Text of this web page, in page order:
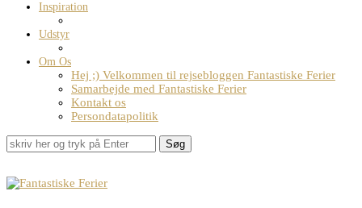
Inspiration
Udstyr
Om Os
Hej ;) Velkommen til rejsebloggen Fantastiske Ferier
Samarbejde med Fantastiske Ferier
Kontakt os
Persondatapolitik
Søg